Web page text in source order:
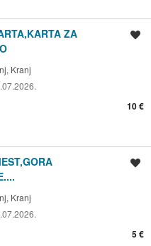
ZA
Kranj
10 €
Kranj
5 €